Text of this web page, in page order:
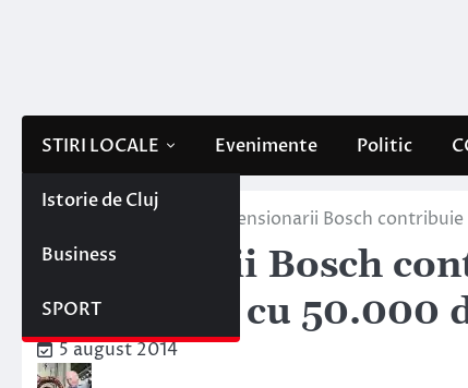
STIRI LOCALE
Istorie de Cluj
Business
SPORT
Evenimente Politic
Stiri locale Pensionarii Bosch
Pensionarii Bosch
companiei cu 50.000
5 august 2014